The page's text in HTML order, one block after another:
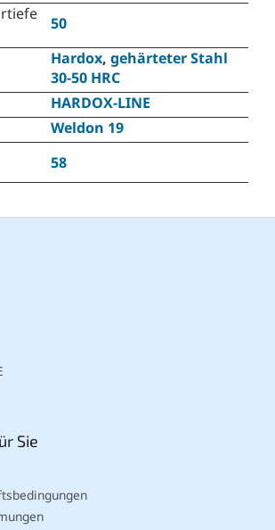
50
Hardox, gehärteter Stahl
30-50 HRC
HARDOX-LINE
Weldon 19
58
Sie